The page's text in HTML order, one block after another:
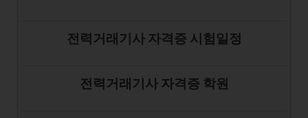
전력거래기사 자격증 시험일정
전력거래기사 자격증 학원